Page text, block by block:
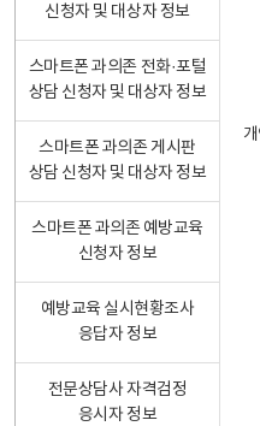
신청자 및 대상자 정보
스마트폰 과의존 전화·포털
상담 신청자 및 대상자 정보
스마트폰 과의존 게시판
상담 신청자 및 대상자 정보
스마트폰 과의존 예방교육
신청자 정보
예방교육 실시현황조사
응답자 정보
전문상담사 자격검정
응시자 정보